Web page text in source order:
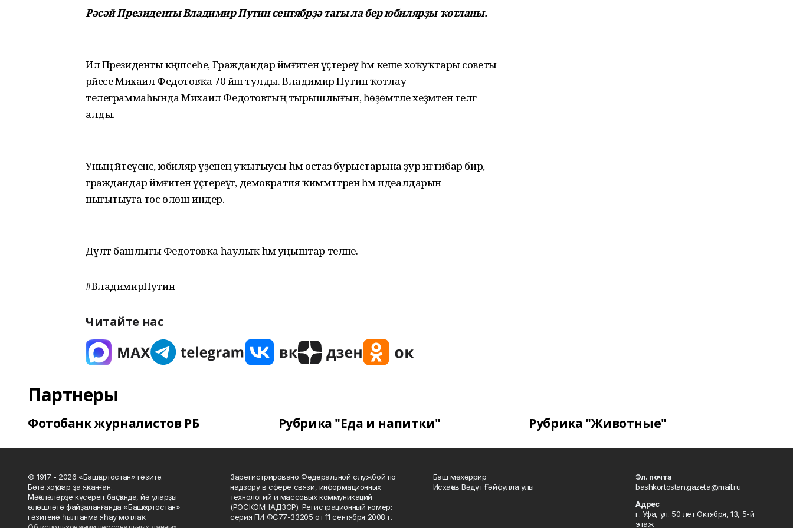
Рәсәй Президенты Владимир Путин сентябрҙә тағы ла бер юбилярҙы ҡотланы.
Ил Президенты кәңәшсеһе, Граждандар йәмғиәтен үҫтереү һәм кеше хоҡуҡтары советы
рәйесе Михаил Федотовҡа 70 йәш тулды. Владимир Путин ҡотлау
телеграммаһында Михаил Федотовтың тырышлығын, һөҙөмтәле хеҙмәтен телгә
алды.
Уның әйтеүенсә, юбиляр үҙенең уҡытыусы һәм остаз бурыстарына ҙур иғтибар бирә,
граждандар йәмғиәтен үҫтереүгә, демократия ҡиммәттәрен һәм идеалдарын
нығытыуға тос өлөш индерә.
Дәүләт башлығы Федотовҡа һаулыҡ һәм уңыштар теләне.
#ВладимирПутин
Читайте нас
Партнеры
Фотобанк журналистов РБ Рубрика "Еда и напитки" Рубрика "Животные"
© 1917 - 2026 «Башҡортостан» гәзите.
Бөтә хоҡуҡтар ҙа яҡланған.
Мәҡәләләрҙе күсереп баҫҡанда, йә уларҙы
өлөшләтә файҙаланғанда «Башҡортостан»
гәзитенә һылтанма яһау мотлаҡ.
Зарегистрировано Федеральной службой по
надзору в сфере связи, информационных
технологий и массовых коммуникаций
(РОСКОМНАДЗОР). Регистрационный номер:
серия ПИ ФС77-33205 от 11 сентября 2008 г.
Баш мөхәррир
Исхаҡов Вәдүт Ғәйфулла улы
Эл. почта
bashkortostan.gazeta@mail.ru
Адрес
г. Уфа, ул. 50 лет Октября, 13, 5-й
этаж